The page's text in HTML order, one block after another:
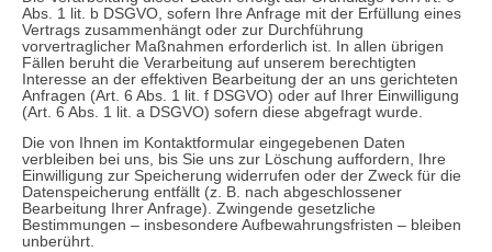
Abs. 1 lit. b DSGVO, sofern Ihre Anfrage mit der Erfüllung eines
Vertrags zusammenhängt oder zur Durchführung
vorvertraglicher Maßnahmen erforderlich ist. In allen übrigen
Fällen beruht die Verarbeitung auf unserem berechtigten
Interesse an der effektiven Bearbeitung der an uns gerichteten
Anfragen (Art. 6 Abs. 1 lit. f DSGVO) oder auf Ihrer Einwilligung
(Art. 6 Abs. 1 lit. a DSGVO) sofern diese abgefragt wurde.
Die von Ihnen im Kontaktformular eingegebenen Daten
verbleiben bei uns, bis Sie uns zur Löschung auffordern, Ihre
Einwilligung zur Speicherung widerrufen oder der Zweck für die
Datenspeicherung entfällt (z. B. nach abgeschlossener
Bearbeitung Ihrer Anfrage). Zwingende gesetzliche
Bestimmungen – insbesondere Aufbewahrungsfristen – bleiben
unberührt.